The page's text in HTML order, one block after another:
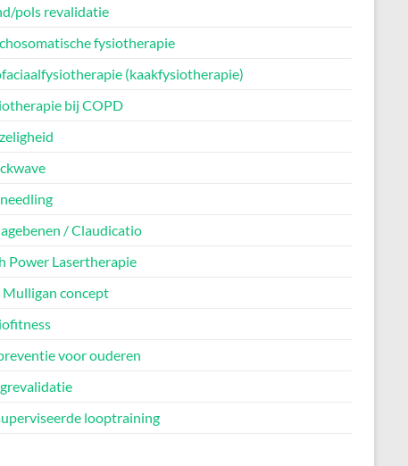
pols revalidatie
fysiotherapie
(kaakfysiotherapie)
bij COPD
/ Claudicatio
Power Lasertherapie
Mulligan concept
voor ouderen
looptraining